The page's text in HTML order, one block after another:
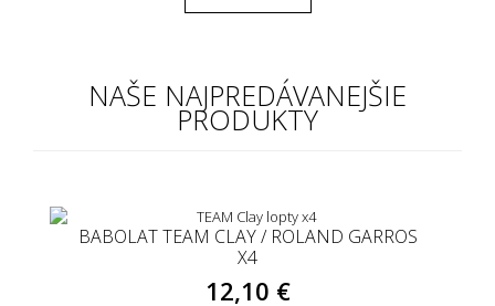
NAŠE NAJPREDÁVANEJŠIE
PRODUKTY
BABOLAT TEAM CLAY / ROLAND GARROS
X4
12,10 €